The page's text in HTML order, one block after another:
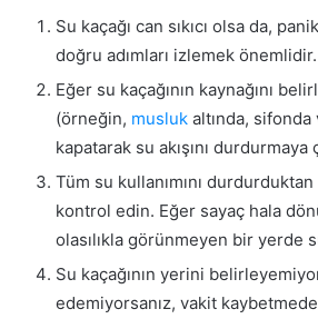
Su kaçağı can sıkıcı olsa da,
doğru adımları izlemek önemlidir.
Eğer su kaçağının kaynağını
(örneğin, musluk altında, sifonda
kapatarak su akışını durdurmaya
Tüm su kullanımını durdurduktan
kontrol edin. Eğer sayaç hala
olasılıkla görünmeyen bir yerde
Su kaçağının yerini
edemiyorsanız, vakit